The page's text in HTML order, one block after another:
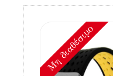
Mη διαθέσιμο